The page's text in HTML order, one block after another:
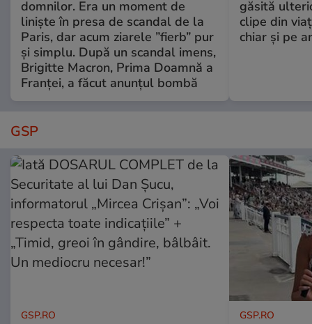
domnilor. Era un moment de
liniște în presa de scandal de la
Paris, dar acum ziarele ”fierb” pur
și simplu. După un scandal imens,
Brigitte Macron, Prima Doamnă a
Franței, a făcut anunțul bombă
găsită
clipe din
chiar și pe
GSP
GSP.RO GSP.RO